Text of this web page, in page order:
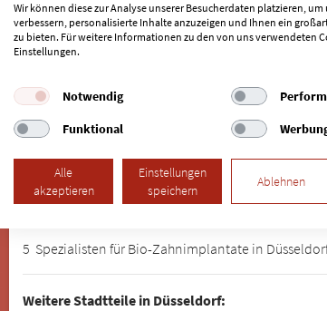
Dr. med. dent.
Zahnarzt
Am Strasserfeld 35
5 Spezialisten für Bio-Zahnimplantate in
Weitere Stadtteile in Düsseldorf:
Wir können diese zur Analyse unserer Besucherdaten platzieren, um
verbessern, personalisierte Inhalte anzuzeigen und Ihnen ein
zu bieten. Für weitere Informationen zu den von uns verwendeten
Einstellungen.
Notwendig
Funktional
Alle
akzeptieren
Einstellungen
speichern
Ablehnen